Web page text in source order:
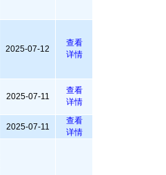
2025-07-12
查看
详情
2025-07-11
查看
详情
2025-07-11
查看
详情